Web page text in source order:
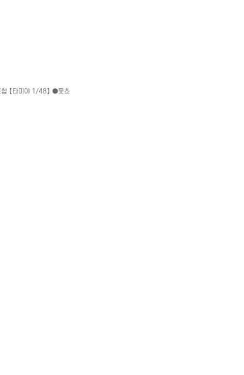
【타미야 1/48】 ●뭇쵸